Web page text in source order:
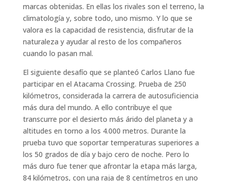
marcas obtenidas. En ellas los rivales son el terreno, la
climatología y, sobre todo, uno mismo. Y lo que se
valora es la capacidad de resistencia, disfrutar de la
naturaleza y ayudar al resto de los compañeros
cuando lo pasan mal.
El siguiente desafío que se planteó Carlos Llano fue
participar en el Atacama Crossing. Prueba de 250
kilómetros, considerada la carrera de autosuficiencia
más dura del mundo. A ello contribuye el que
transcurre por el desierto más árido del planeta y a
altitudes en torno a los 4.000 metros. Durante la
prueba tuvo que soportar temperaturas superiores a
los 50 grados de día y bajo cero de noche. Pero lo
más duro fue tener que afrontar la etapa más larga,
84 kilómetros, con una raja de 8 centímetros en uno